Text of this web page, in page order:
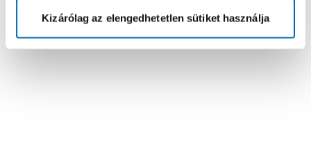
Kizárólag az elengedhetetlen sütiket használja